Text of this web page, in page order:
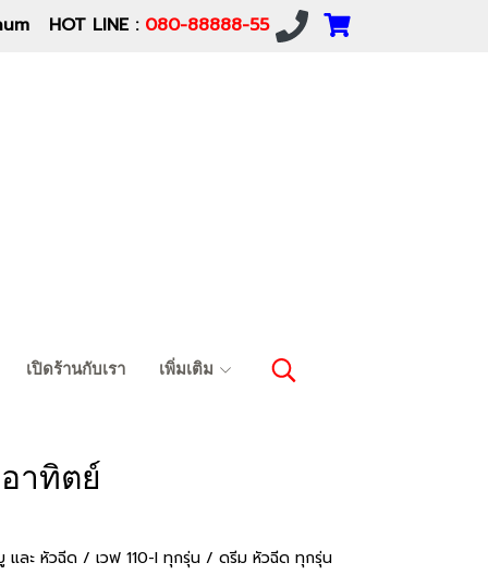
HOT LINE : 080-88888-55
เปิดร้านกับเรา เพิ่มเติม
าทิตย์
และ หัวฉีด / เวฟ 110-I ทุกรุ่น / ดรีม หัวฉีด ทุกรุ่น